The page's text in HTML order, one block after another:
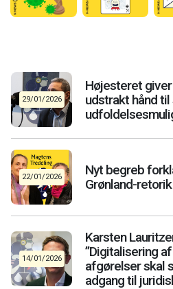
29/01/2026
Højesteret
udstrakt hånd
22/01/2026
Nyt begreb
Grønland-retorik
14/01/2026
Karsten
”Digitalisering
afgørelser skal
adgang til